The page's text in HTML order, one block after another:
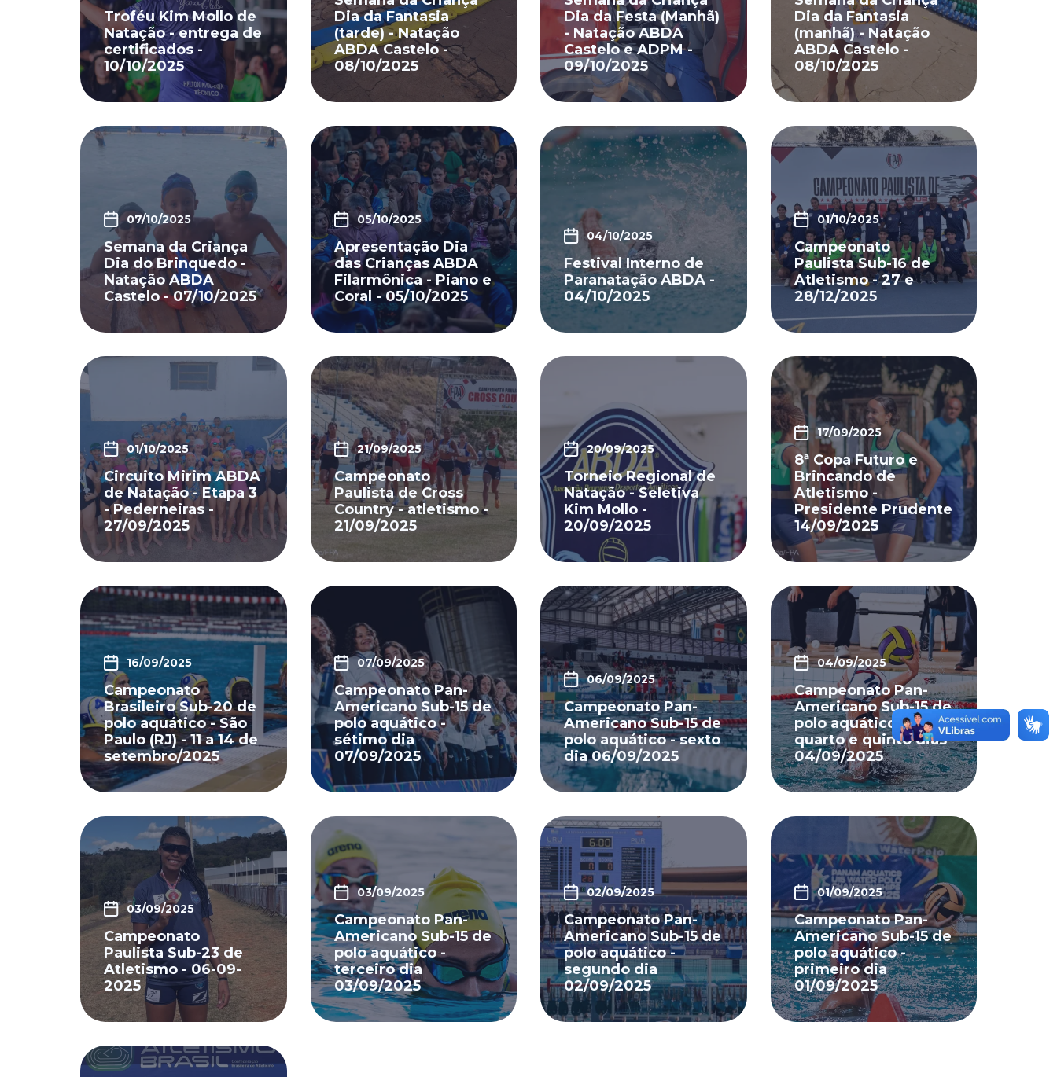
Troféu Kim Mollo de
Natação - entrega de
certificados -
10/10/2025
Dia da Fantasia
(tarde) - Natação
ABDA Castelo -
08/10/2025
Dia da Festa (Manhã)
- Natação ABDA
Castelo e ADPM -
09/10/2025
Dia da Fantasia
(manhã) - Natação
ABDA Castelo -
08/10/2025
07/10/2025
Semana da Criança
Dia do Brinquedo -
Natação ABDA
Castelo - 07/10/2025
05/10/2025
Apresentação Dia
das Crianças ABDA
Filarmônica - Piano e
Coral - 05/10/2025
04/10/2025
Festival Interno de
Paranatação ABDA -
04/10/2025
01/10/2025
Campeonato
Paulista Sub-16 de
Atletismo - 27 e
28/12/2025
01/10/2025
Circuito Mirim ABDA
de Natação - Etapa 3
- Pederneiras -
27/09/2025
21/09/2025
Campeonato
Paulista de Cross
Country - atletismo -
21/09/2025
20/09/2025
Torneio Regional de
Natação - Seletiva
Kim Mollo -
20/09/2025
17/09/2025
8ª Copa Futuro e
Brincando de
Atletismo -
Presidente Prudente
14/09/2025
16/09/2025
Campeonato
Brasileiro Sub-20 de
polo aquático - São
Paulo (RJ) - 11 a 14 de
setembro/2025
07/09/2025
Campeonato Pan-
Americano Sub-15 de
polo aquático -
sétimo dia
07/09/2025
06/09/2025
Campeonato Pan-
Americano Sub-15 de
polo aquático - sexto
dia 06/09/2025
04/09/2025
Campeonato Pan-
Americano Sub-15 de
polo aquático -
quarto e quinto dias
04/09/2025
03/09/2025
Campeonato
Paulista Sub-23 de
Atletismo - 06-09-
2025
03/09/2025
Campeonato Pan-
Americano Sub-15 de
polo aquático -
terceiro dia
03/09/2025
02/09/2025
Campeonato Pan-
Americano Sub-15 de
polo aquático -
segundo dia
02/09/2025
01/09/2025
Campeonato Pan-
Americano Sub-15 de
polo aquático -
primeiro dia
01/09/2025